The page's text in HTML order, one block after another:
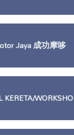
Jaya 成功摩哆